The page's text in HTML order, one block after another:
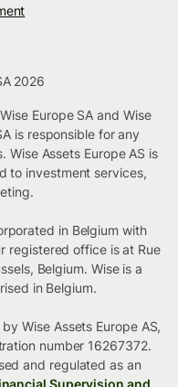
2026
Europe SA and Wise
is responsible for any
Assets Europe AS is
to investment services,
in Belgium with
registered office is at Rue
Belgium. Wise is a
in Belgium.
Wise Assets Europe AS,
number 16267372.
and regulated as an
Supervision and